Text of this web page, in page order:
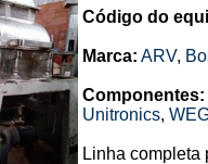
Código do
Marca: ARV,
Componentes:
Unitronics,
Linha completa